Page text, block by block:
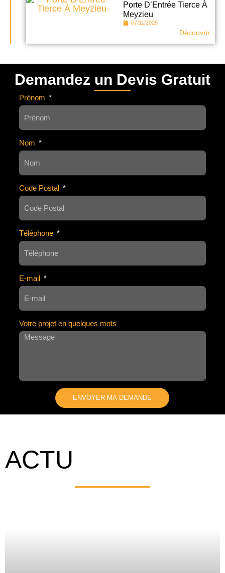
Porte D’Entrée Tierce À
Meyzieu
07/11/2025
Découvrir
Demandez un Devis Gratuit
Prénom
Nom
Code Postal
Téléphone
E-mail
Votre projet en quelques mots
ENVOYER MA DEMANDE
A
R
ACTU